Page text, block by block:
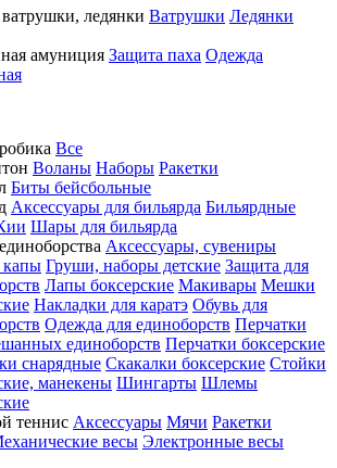
ледянки Ватрушки Ледянки
амуниция Защита паха Одежда
Все
Воланы Наборы Ракетки
Биты бейсбольные
Аксессуары для бильярда Бильярдные
Шары для бильярда
Аксессуары, сувениры
Груши, наборы детские Защита для
Лапы боксерские Макивары Мешки
Накладки для каратэ Обувь для
Одежда для единоборств Перчатки
единоборств Перчатки боксерские
снарядные Скакалки боксерские Стойки
манекены Шингарты Шлемы
теннис Аксессуары Мячи Ракетки
весы Электронные весы